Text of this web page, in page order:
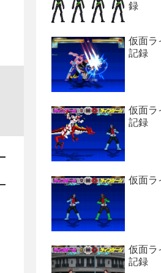
録
仮面ラ
記録
仮面ラ
記録
仮面ラ
仮面ラ
記録